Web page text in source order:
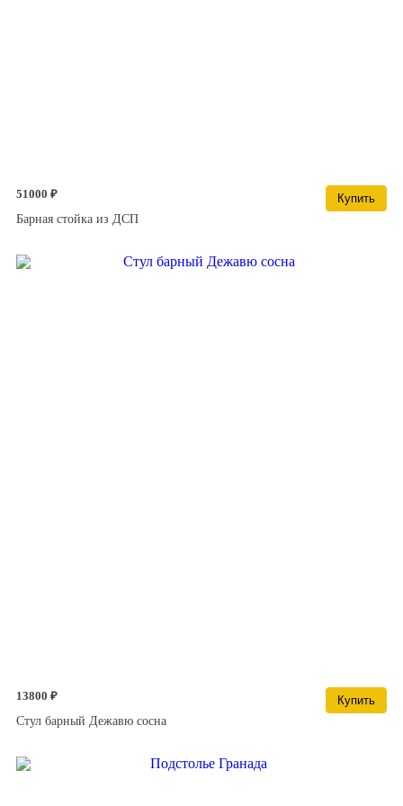
51000 ₽
Купить
Барная стойка из ДСП
13800 ₽
Купить
Стул барный Дежавю сосна